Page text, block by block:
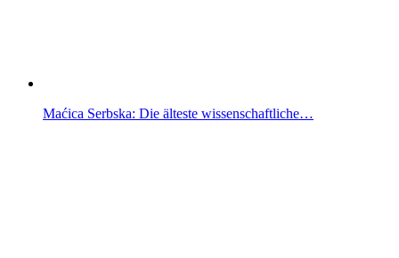
Maćica Serbska: Die älteste wissenschaftliche…